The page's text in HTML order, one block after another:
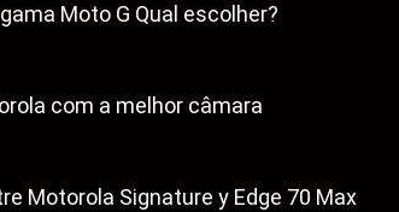
Moto G Qual escolher?
com a melhor câmara
Motorola Signature y Edge 70 Max